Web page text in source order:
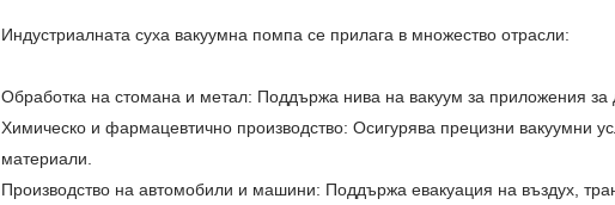
Индустриалната суха вакуумна помпа се прилага в множество отрасли:
Обработка на стомана и метал: Поддържа нива на вакуум за приложения за
Химическо и фармацевтично производство: Осигурява прецизни вакуумни
материали.
Производство на автомобили и машини: Поддържа евакуация на въздух,